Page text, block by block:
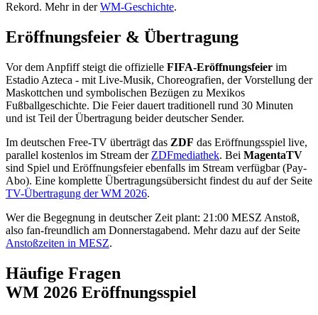
Rekord. Mehr in derWM-Geschichte.
Eröffnungsfeier & Übertragung
Vor dem Anpfiff steigt die offizielle FIFA-Eröffnungsfeier im
Estadio Azteca - mit Live-Musik, Choreografien, der Vorstellung der
Maskottchen und symbolischen Bezügen zu Mexikos
Fußballgeschichte. Die Feier dauert traditionell rund 30 Minuten
und ist Teil der Übertragung beider deutscher Sender.
Im deutschen Free-TV überträgt das ZDF das Eröffnungsspiel live,
parallel kostenlos im Stream der ZDFmediathek. Bei MagentaTV
sind Spiel und Eröffnungsfeier ebenfalls im Stream verfügbar (Pay-
Abo). Eine komplette Übertragungsübersicht findest du auf der Seite
TV-Übertragung der WM 2026.
Wer die Begegnung in deutscher Zeit plant: 21:00 MESZ Anstoß,
also fan-freundlich am Donnerstagabend. Mehr dazu auf der Seite
Anstoßzeiten in MESZ.
Häufige Fragen
WM 2026 Eröffnungsspiel